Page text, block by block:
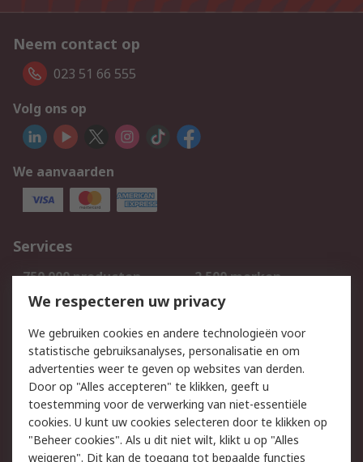
Neem contact op
023 51 66 555
Volg ons op
We aanvaarden
Services
750.000 producten
2.500 merken
Bestellen
Inkoopoplossingen
Track & Trace
Wettelijk
Cookiebeleid
Email veiligheid
Privacybeleid
Websitevoorwaarden
We respecteren uw privacy
We gebruiken cookies en andere technologieën voor
statistische gebruiksanalyses, personalisatie en om
advertenties weer te geven op websites van derden.
Door op "Alles accepteren" te klikken, geeft u
toestemming voor de verwerking van niet-essentiële
cookies. U kunt uw cookies selecteren door te klikken op
"Beheer cookies". Als u dit niet wilt, klikt u op "Alles
weigeren". Dit kan de toegang tot bepaalde functies